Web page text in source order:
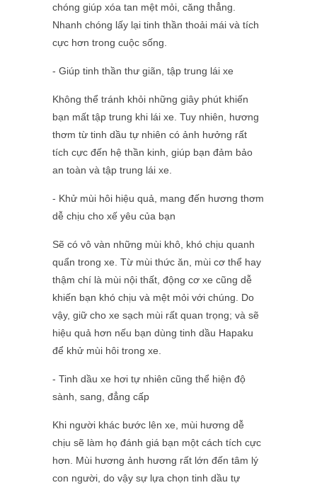
chóng giúp xóa tan mệt mỏi, căng thẳng.
Nhanh chóng lấy lại tinh thần thoải mái và tích
cực hơn trong cuộc sống.
- Giúp tinh thần thư giãn, tập trung lái xe
Không thể tránh khỏi những giây phút khiến
bạn mất tập trung khi lái xe. Tuy nhiên, hương
thơm từ tinh dầu tự nhiên có ảnh hưởng rất
tích cực đến hệ thần kinh, giúp bạn đảm bảo
an toàn và tập trung lái xe.
- Khử mùi hôi hiệu quả, mang đến hương thơm
dễ chịu cho xế yêu của bạn
Sẽ có vô vàn những mùi khô, khó chịu quanh
quẩn trong xe. Từ mùi thức ăn, mùi cơ thể hay
thậm chí là mùi nội thất, động cơ xe cũng dễ
khiến bạn khó chịu và mệt mỏi với chúng. Do
vậy, giữ cho xe sạch mùi rất quan trọng; và sẽ
hiệu quả hơn nếu bạn dùng tinh dầu Hapaku
để khử mùi hôi trong xe.
- Tinh dầu xe hơi tự nhiên cũng thể hiện độ
sành, sang, đẳng cấp
Khi người khác bước lên xe, mùi hương dễ
chịu sẽ làm họ đánh giá bạn một cách tích cực
hơn. Mùi hương ảnh hương rất lớn đến tâm lý
con người, do vậy sự lựa chọn tinh dầu tự